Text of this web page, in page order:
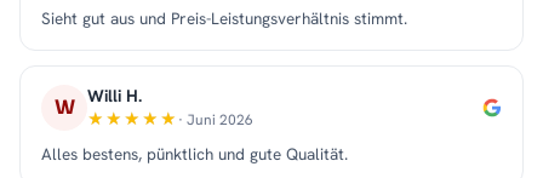
Sieht gut aus und Preis-Leistungsverhältnis stimmt.
W Willi H.
· Juni 2026
Alles bestens, pünktlich und gute Qualität.